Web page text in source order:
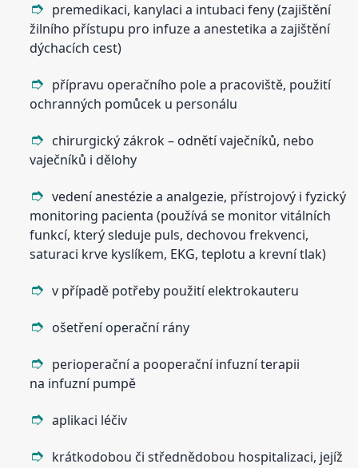
premedikaci, kanylaci a intubaci feny (zajištění
žilního přístupu pro infuze a anestetika a zajištění
dýchacích cest)
přípravu operačního pole a pracoviště, použití
ochranných pomůcek u personálu
chirurgický zákrok – odnětí vaječníků, nebo
vaječníků i dělohy
vedení anestézie a analgezie, přístrojový i fyzický
monitoring pacienta (používá se monitor vitálních
funkcí, který sleduje puls, dechovou frekvenci,
saturaci krve kyslíkem, EKG, teplotu a krevní tlak)
v případě potřeby použití elektrokauteru
ošetření operační rány
perioperační a pooperační infuzní terapii
na infuzní pumpě
aplikaci léčiv
krátkodobou či střednědobou hospitalizaci, jejíž